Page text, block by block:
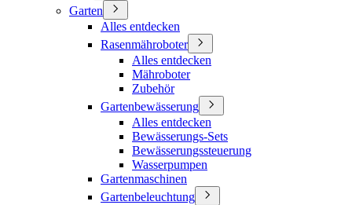
Garten
Alles entdecken
Rasenmähroboter
Alles entdecken
Mähroboter
Zubehör
Gartenbewässerung
Alles entdecken
Bewässerungs-Sets
Bewässerungssteuerung
Wasserpumpen
Gartenmaschinen
Gartenbeleuchtung